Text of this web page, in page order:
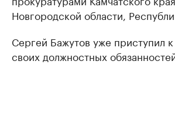
Новгородской области,
Сергей Бажутов уже приступил
своих должностных